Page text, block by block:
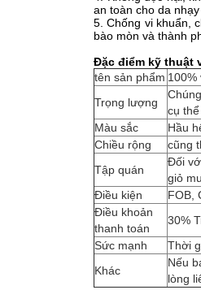
an toàn cho da nhạy
5. Chống vi khuẩn,
bào mòn và thành
Đặc điểm kỹ thuật
tên sản phẩm 100%
Trọng lượng
cụ
Màu sắc
Hầu
Chiều rộng
cũng
Tập quán
Đối
giỏ
Điều kiện
FOB,
Điều khoản
thanh toán
30%
Sức mạnh
Thời
Khác
Nếu
lòng